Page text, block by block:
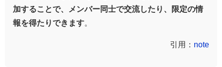
加することで、メンバー同士で交流したり、限定の情
報を得たりできます。
引用： note